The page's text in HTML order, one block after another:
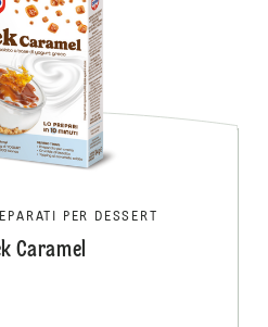
PER DESSERT
Caramel